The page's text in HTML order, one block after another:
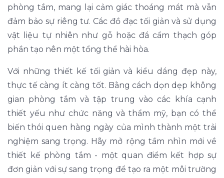
phòng tắm, mang lại cảm giác thoáng mát mà vẫn
đảm bảo sự riêng tư. Các đồ đạc tối giản và sử dụng
vật liệu tự nhiên như gỗ hoặc đá cẩm thạch góp
phần tạo nên một tổng thể hài hòa.
Với những thiết kế tối giản và kiểu dáng đẹp này,
thực tế càng ít càng tốt. Bằng cách dọn dẹp không
gian phòng tắm và tập trung vào các khía cạnh
thiết yếu như chức năng và thẩm mỹ, bạn có thể
biến thói quen hàng ngày của mình thành một trải
nghiệm sang trọng. Hãy mở rộng tầm nhìn mới về
thiết kế phòng tắm - một quan điểm kết hợp sự
đơn giản với sự sang trọng để tạo ra một môi trường